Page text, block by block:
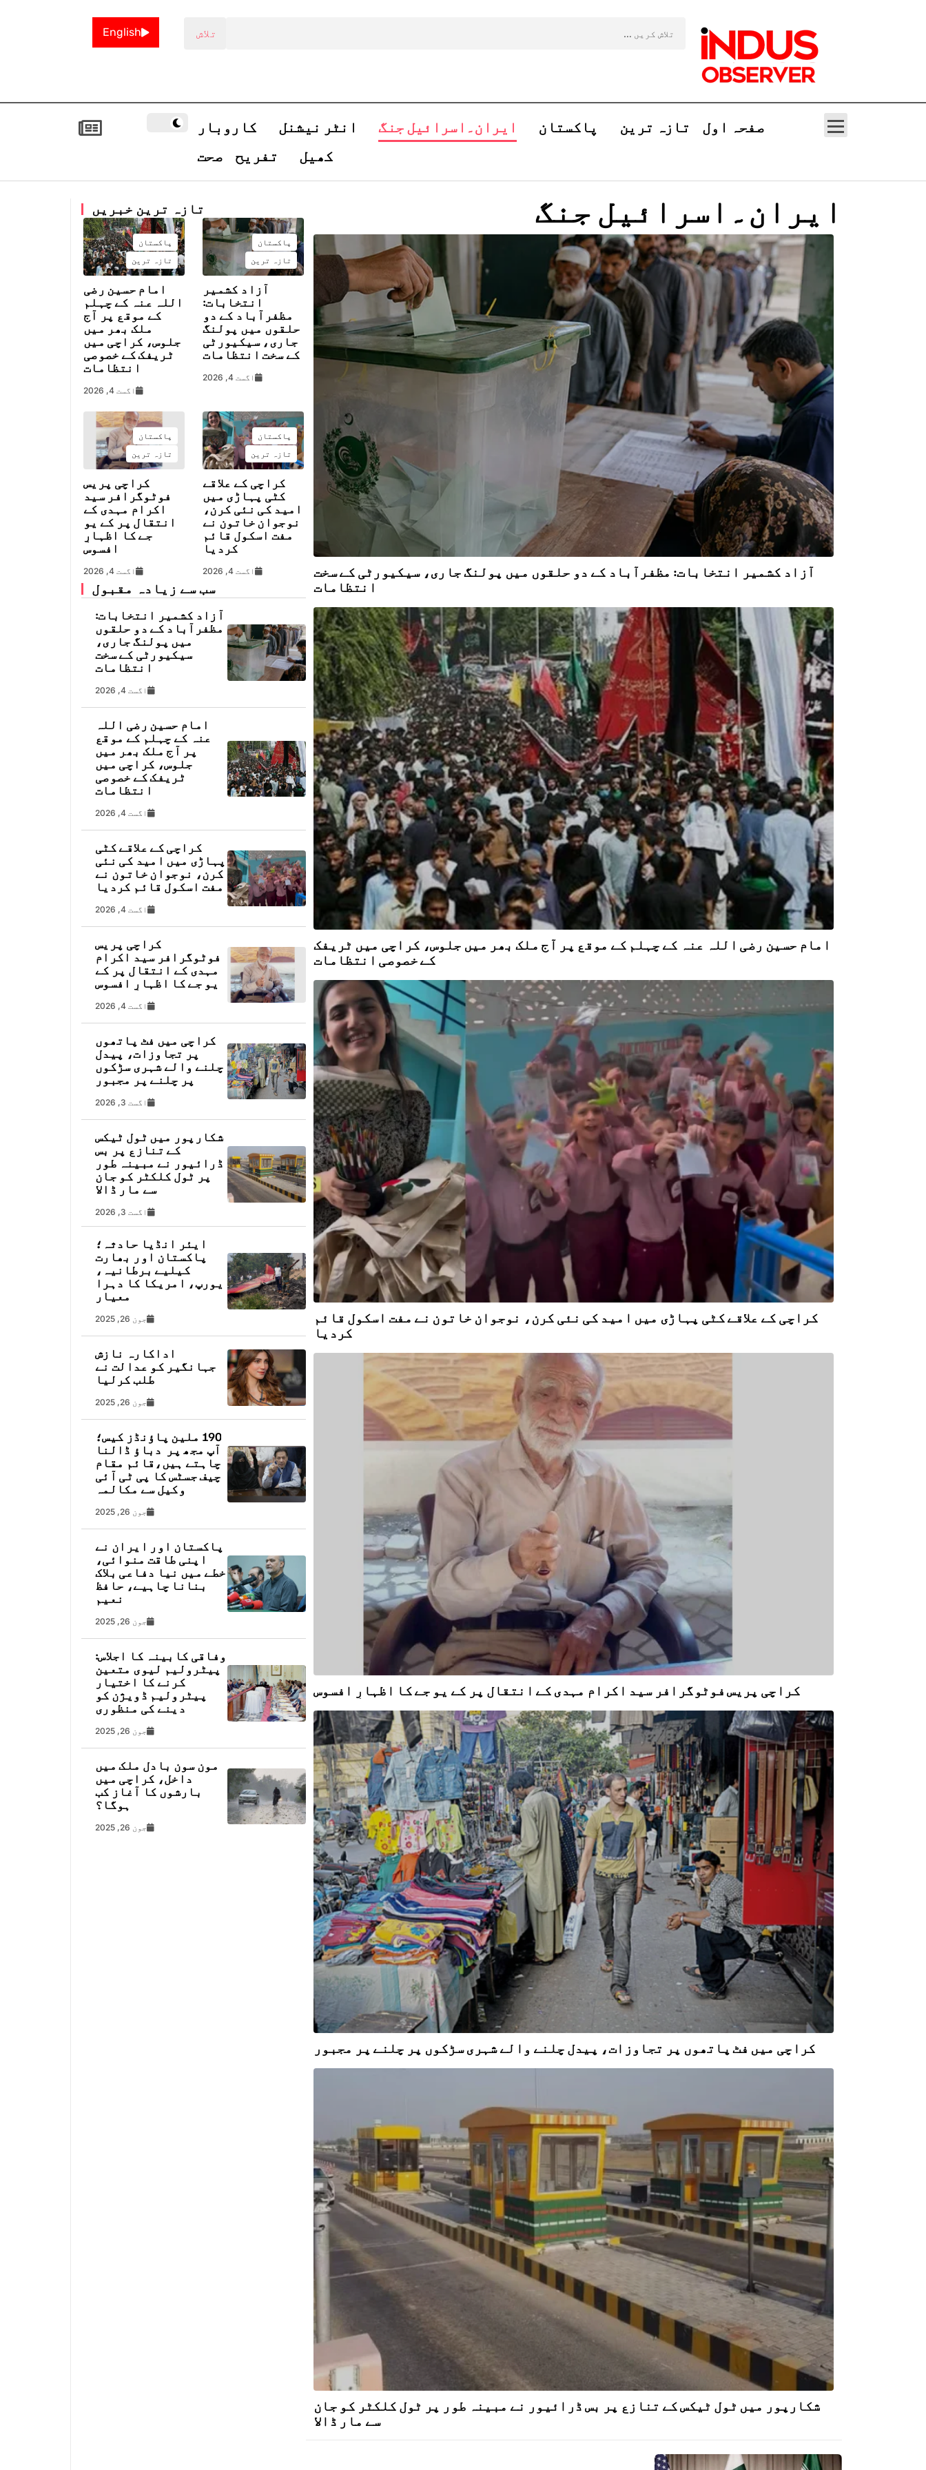
English
صفحہ اول تازہ ترین پاکستان ایران۔اسرائیل جنگ انٹر نیشنل
کاروبار
کھیل
تفریح صحت
ایران۔اسرائیل جنگ
آزاد کشمیر انتخابات: مظفرآباد کے دو حلقوں میں پولنگ جاری، سیکیورٹی کے سخت
انتظامات
امام حسین رضی اللہ عنہ کے چہلم کے موقع پر آج ملک بھر میں جلوس، کراچی میں ٹریفک
کے خصوصی انتظامات
کراچی کے علاقے کٹی پہاڑی میں امید کی نئی کرن، نوجوان خاتون نے مفت اسکول قائم
کردیا
کراچی پریس فوٹوگرافر سید اکرام مہدی کے انتقال پر کے یو جے کا اظہارِ افسوس
کراچی میں فٹ پاتھوں پر تجاوزات، پیدل چلنے والے شہری سڑکوں پر چلنے پر مجبور
شکارپور میں ٹول ٹیکس کے تنازع پر بس ڈرائیور نے مبینہ طور پر ٹول کلکٹر کو جان
سے مار ڈالا
تازہ ترین خبریں
پاکستان
تازہ ترین
آزاد کشمیر
انتخابات:
مظفرآباد کے دو
حلقوں میں پولنگ
جاری، سیکیورٹی
کے سخت انتظامات
اگست 4, 2026
پاکستان
تازہ ترین
امام حسین رضی
اللہ عنہ کے چہلم
کے موقع پر آج
ملک بھر میں
جلوس، کراچی میں
ٹریفک کے خصوصی
انتظامات
اگست 4, 2026
پاکستان
تازہ ترین
کراچی کے علاقے
کٹی پہاڑی میں
امید کی نئی کرن،
نوجوان خاتون نے
مفت اسکول قائم
کردیا
اگست 4, 2026
پاکستان
تازہ ترین
کراچی پریس
فوٹوگرافر سید
اکرام مہدی کے
انتقال پر کے یو
جے کا اظہارِ
افسوس
اگست 4, 2026
سب سے زیادہ مقبول
آزاد کشمیر انتخابات:
مظفرآباد کے دو حلقوں
میں پولنگ جاری،
سیکیورٹی کے سخت
انتظامات
اگست 4, 2026
امام حسین رضی اللہ
عنہ کے چہلم کے موقع
پر آج ملک بھر میں
جلوس، کراچی میں
ٹریفک کے خصوصی
انتظامات
اگست 4, 2026
کراچی کے علاقے کٹی
پہاڑی میں امید کی نئی
کرن، نوجوان خاتون نے
مفت اسکول قائم کردیا
اگست 4, 2026
کراچی پریس
فوٹوگرافر سید اکرام
مہدی کے انتقال پر کے
یو جے کا اظہارِ افسوس
اگست 4, 2026
کراچی میں فٹ پاتھوں
پر تجاوزات، پیدل
چلنے والے شہری سڑکوں
پر چلنے پر مجبور
اگست 3, 2026
شکارپور میں ٹول ٹیکس
کے تنازع پر بس
ڈرائیور نے مبینہ طور
پر ٹول کلکٹر کو جان
سے مار ڈالا
اگست 3, 2026
ایئر انڈیا حادثہ؛
پاکستان اور بھارت
کیلیے برطانیہ،
یورپ، امریکا کا دہرا
معیار
جون 26, 2025
اداکارہ نازش
جہانگیر کو عدالت نے
طلب کرلیا
جون 26, 2025
190 ملین پاؤنڈز کیس؛
آپ مجھ پر دباؤ ڈالنا
چاہتے ہیں،قائم مقام
چیف جسٹس کا پی ٹی آئی
وکیل سے مکالمہ
جون 26, 2025
پاکستان اور ایران نے
اپنی طاقت منوائی،
خطے میں نیا دفاعی بلاک
بنانا چاہیے، حافظ
نعیم
جون 26, 2025
وفاقی کابینہ کا اجلاس:
پیٹرولیم لیوی متعین
کرنے کا اختیار
پیٹرولیم ڈویژن کو
دینے کی منظوری
جون 26, 2025
مون سون بادل ملک میں
داخل، کراچی میں
بارشوں کا آغاز کب
ہوگا؟
جون 26, 2025